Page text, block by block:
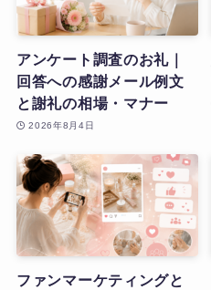
アンケート調査のお礼｜
回答への感謝メール例文
と謝礼の相場・マナー
2026年8月4日
ファンマーケティングと